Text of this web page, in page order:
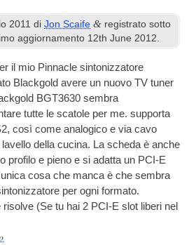
2011 diJon Scaife & registrato sotto
aggiornamento 12th June 2012.
il mio Pinnacle sintonizzatore
Blackgold avere un nuovoTV tuner
BGT3630 sembra
tutte le scatole per me. supporta
così come analogico e via cavo
della cucina. La scheda è anche
profilo e pieno e si adatta un PCI-E
cosa che manca è che sembra
per ogni formato.
(Se tu hai 2 PCI-E slot liberi nel